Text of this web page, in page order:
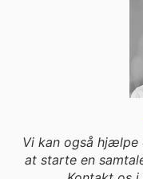
Vi kan også
at starte en